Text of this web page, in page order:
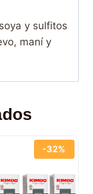
y sulfitos
maní y
-32%